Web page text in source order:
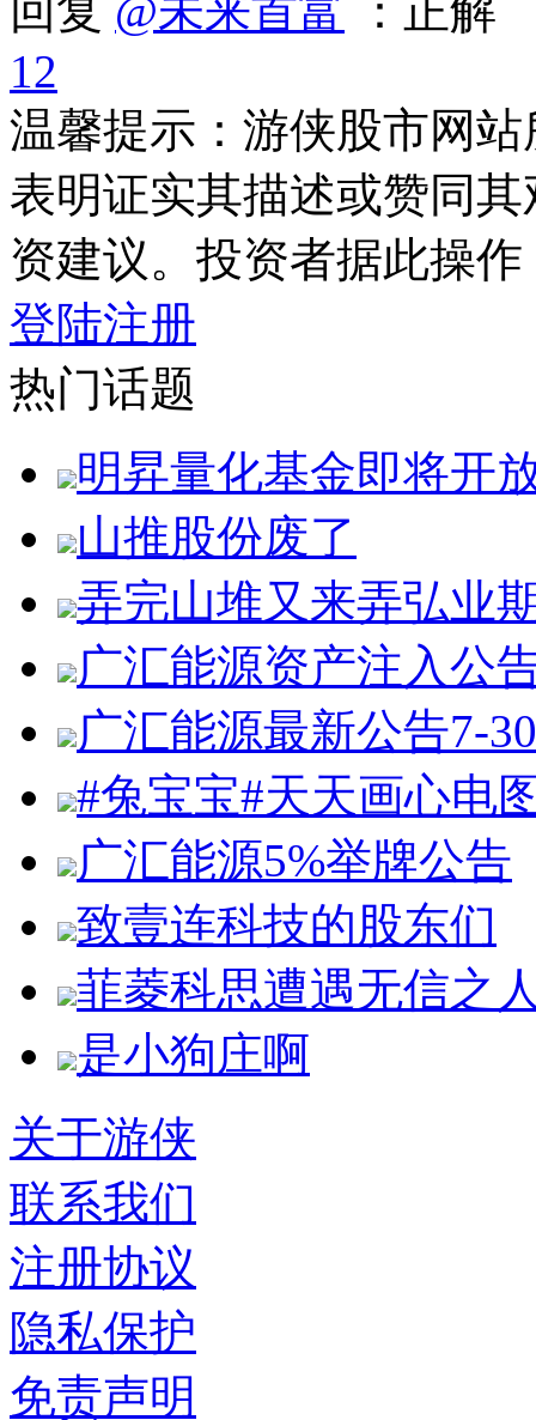
回复 @未来首富 ：正解
12
温馨提示：游侠股市网
表明证实其描述或赞同
资建议。投资者据此操
登陆注册
热门话题
明昇量化基金即将开
山推股份废了
弄完山堆又来弄弘业
广汇能源资产注入公
广汇能源最新公告7-30
#兔宝宝#天天画心电
广汇能源5%举牌公告
致壹连科技的股东们
菲菱科思遭遇无信之
是小狗庄啊
关于游侠
联系我们
注册协议
隐私保护
免责声明